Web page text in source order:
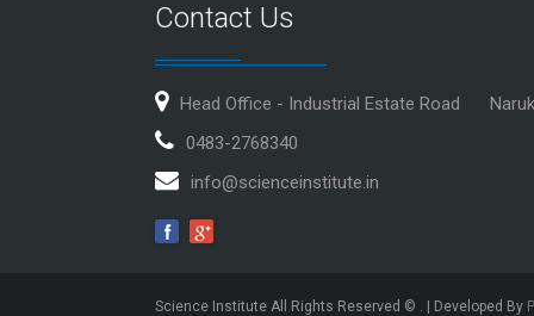
Contact Us
Head Office - Industrial Estate Road
0483-2768340
info@scienceinstitute.in
Science Institute All Rights Reserved © . | Developed By